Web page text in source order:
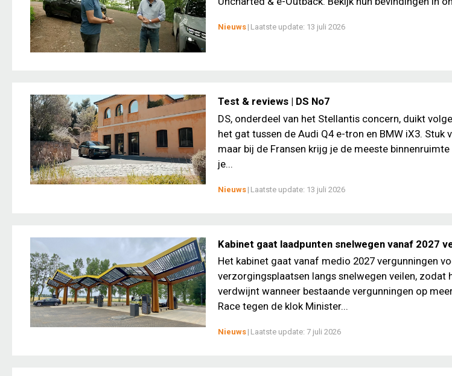
Nieuws | Laatste update: 13 juli 2026
Test & reviews | DS No7
DS, onderdeel van het Stellantis concern, duikt
het gat tussen de Audi Q4 e-tron en BMW iX3. Stuk
maar bij de Fransen krijg je de meeste
je...
Nieuws | Laatste update: 13 juli 2026
Kabinet gaat laadpunten snelwegen vanaf 2027
Het kabinet gaat vanaf medio 2027 vergunningen
verzorgingsplaatsen langs snelwegen veilen, zodat
verdwijnt wanneer bestaande vergunningen op
Race tegen de klok Minister...
Nieuws | Laatste update: 7 juli 2026